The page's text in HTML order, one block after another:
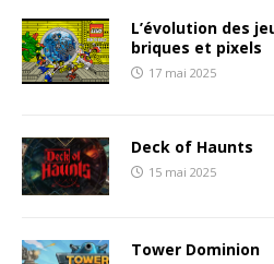
L’évolution des
briques et pixels
17 mai 2025
Deck of Haunts
15 mai 2025
Tower Dominion